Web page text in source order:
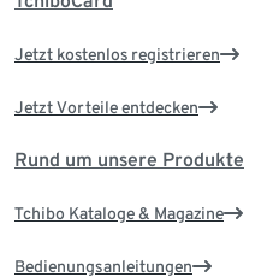
Jetzt kostenlos registrieren
Jetzt Vorteile entdecken
Rund um unsere Produkte
Tchibo Kataloge & Magazine
Bedienungsanleitungen